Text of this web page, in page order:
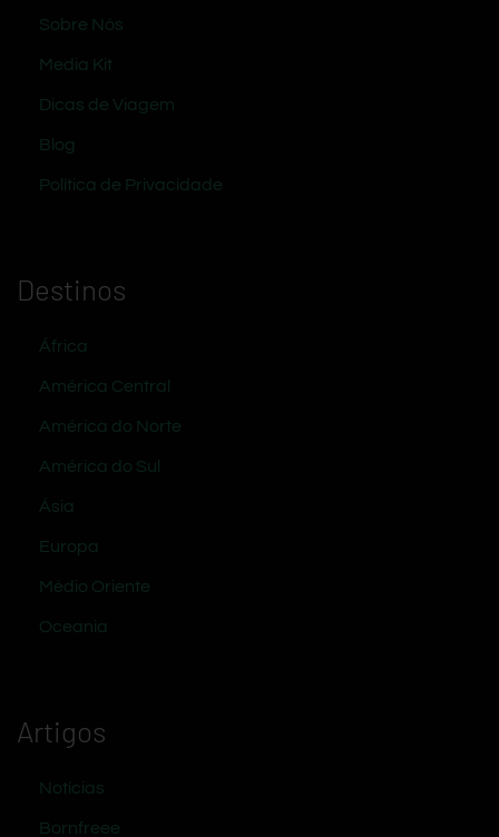
Sobre Nós
Media Kit
Dicas de Viagem
Blog
Política de Privacidade
Destinos
África
América Central
América do Norte
América do Sul
Ásia
Europa
Médio Oriente
Oceania
Artigos
Notícias
Bornfreee